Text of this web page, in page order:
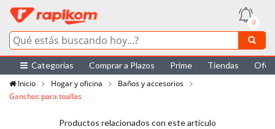
0
Categorías Comprar a Plazos Prime Tiendas
Inicio
Hogar y oficina
Baños y accesorios
Ganchos para toallas
Productos relacionados con este artículo